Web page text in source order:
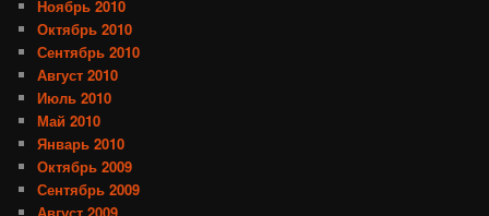
Ноябрь 2010
Октябрь 2010
Сентябрь 2010
Август 2010
Июль 2010
Май 2010
Январь 2010
Октябрь 2009
Сентябрь 2009